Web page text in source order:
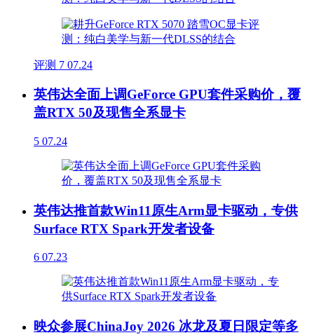
评测 7 07.24
英伟达全面上调GeForce GPU套件采购价，覆
盖RTX 50及现售全系显卡
5 07.24
英伟达推首款Win11原生Arm显卡驱动，专供
Surface RTX Spark开发者设备
6 07.23
映众参展ChinaJoy 2026 冰龙及夏日限定等多